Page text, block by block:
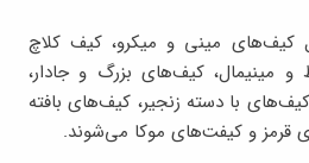
کیف‌های مینی و میکرو، کیف کلاچ
مینیمال، کیف‌های بزرگ و جادار،
با دسته زنجیر، کیف‌های بافته
قرمز و کیفت‌های موکا می‌شوند.